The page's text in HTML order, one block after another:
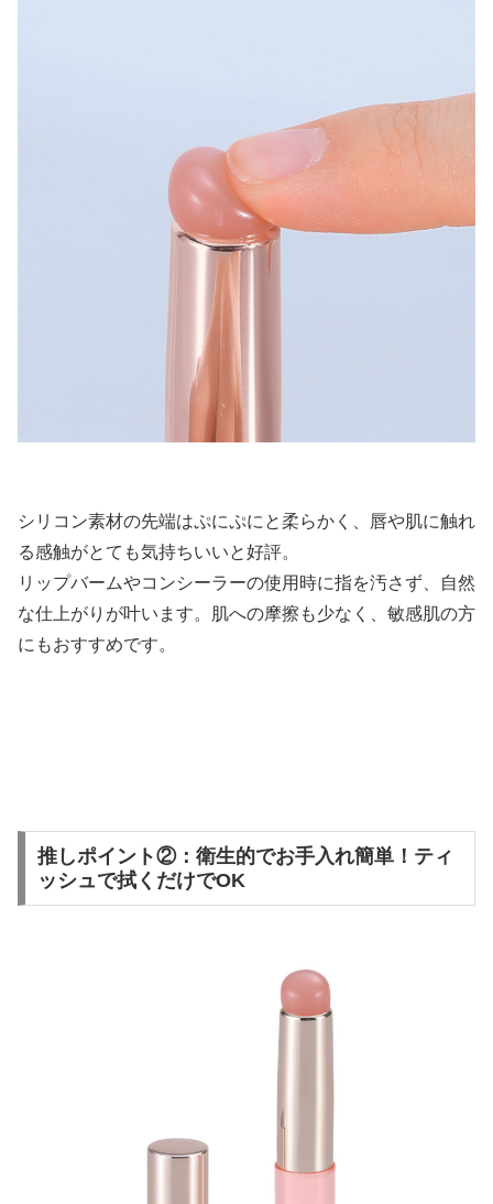
シリコン素材の先端はぷにぷにと柔らかく、唇や肌に触れ
る感触がとても気持ちいいと好評。
リップバームやコンシーラーの使用時に指を汚さず、自然
な仕上がりが叶います。肌への摩擦も少なく、敏感肌の方
にもおすすめです。
推しポイント②：衛生的でお手入れ簡単！ティ
ッシュで拭くだけでOK